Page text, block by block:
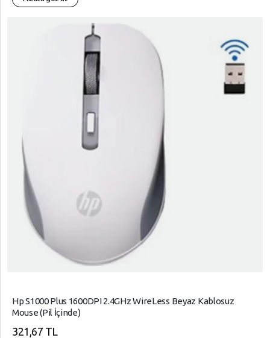
Hp S1000 Plus 1600DPI 2.4GHz WireLess Beyaz Kablosuz
Mouse (Pil İçinde)
321,67 TL